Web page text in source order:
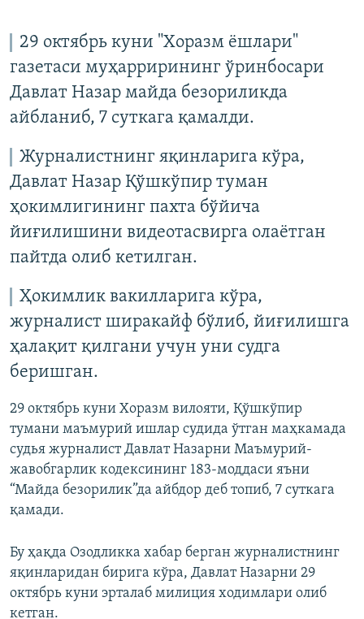
29 октябрь куни "Хоразм ёшлари"
газетаси муҳаррирининг ўринбосари
Давлат Назар майда безориликда
айбланиб, 7 суткага қамалди.
Журналистнинг яқинларига кўра,
Давлат Назар Қўшкўпир туман
ҳокимлигининг пахта бўйича
йиғилишини видеотасвирга олаётган
пайтда олиб кетилган.
Ҳокимлик вакилларига кўра,
журналист ширакайф бўлиб, йиғилишга
ҳалақит қилгани учун уни судга
беришган.
29 октябрь куни Хоразм вилояти, Қўшкўпир
тумани маъмурий ишлар судида ўтган маҳкамада
судья журналист Давлат Назарни Маъмурий-
жавобгарлик кодексининг 183-моддаси яъни
“Майда безорилик”да айбдор деб топиб, 7 суткага
қамади.
Бу ҳақда Озодликка хабар берган журналистнинг
яқинларидан бирига кўра, Давлат Назарни 29
октябрь куни эрталаб милиция ходимлари олиб
кетган.